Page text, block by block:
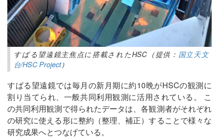
すばる望遠鏡主焦点に搭載されたHSC（提供： 国立天文
台/HSC Project）
すばる望遠鏡では毎月の新月期に約10晩がHSCの観測に
割り当てられ、一般共同利用観測に活用されている。 こ
の共同利用観測で得られたデータは、各観測者がそれぞれ
の研究に使える形に整約（整理、補正）することで様々な
研究成果へとつなげている。